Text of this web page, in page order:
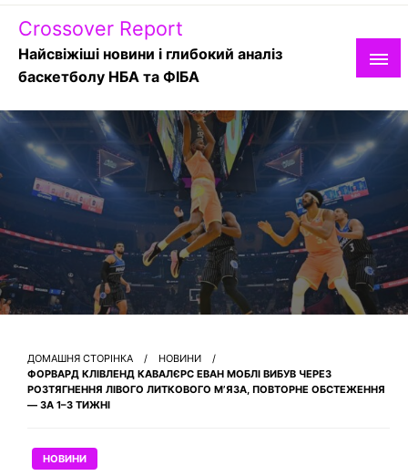
Skip
content
Crossover Report
Найсвіжіші новини і глибокий аналіз
баскетболу НБА та ФІБА
ДОМАШНЯ СТОРІНКА
НОВИНИ
ФОРВАРД КЛІВЛЕНД КАВАЛЄРС ЕВАН МОБЛІ ВИБУВ ЧЕРЕЗ
РОЗТЯГНЕННЯ ЛІВОГО ЛИТКОВОГО М’ЯЗА, ПОВТОРНЕ ОБСТЕЖЕННЯ
— ЗА 1–3 ТИЖНІ
НОВИНИ